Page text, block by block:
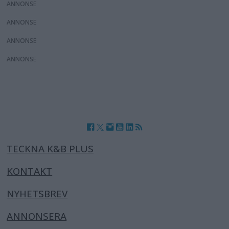
ANNONS
ANNONS
ANNONS
ANNONS
TECKNA K&B PLUS
KONTAKT
NYHETSBREV
ANNONSERA